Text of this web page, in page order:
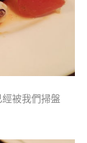
被我們掃盤